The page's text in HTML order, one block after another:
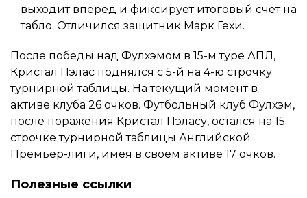
выходит вперед и фиксирует итоговый счет на
табло. Отличился защитник Марк Гехи.
После победы над Фулхэмом в 15-м туре АПЛ,
Кристал Пэлас поднялся с 5-й на 4-ю строчку
турнирной таблицы. На текущий момент в
активе клуба 26 очков. Футбольный клуб Фулхэм,
после поражения Кристал Пэласу, остался на 15
строчке турнирной таблицы Английской
Премьер-лиги, имея в своем активе 17 очков.
Полезные ссылки